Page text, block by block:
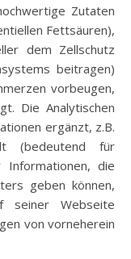
Zutaten
Fettsäuren),
dem Zellschutz
beitragen)
vorbeugen,
Die Analytischen
ergänzt, z.B.
(bedeutend für
Informationen, die
geben können,
seiner Webseite
von vorneherein